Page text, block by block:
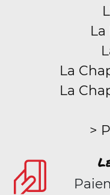
La
La
>